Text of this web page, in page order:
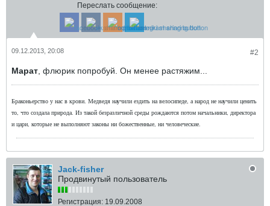
Переслать сообщение:
#2
09.12.2013, 20:08
Марат , флюрик попробуй. Он менее растяжим...
Браконьерство у нас в крови. Медведя научили ездить на велосипеде, а народ не научили ценить
то, что создала природа. Из такой безразличной среды рождаются потом начальники, директора
и цари, которые не выполняют законы ни божественные, ни человеческие.
Jack-fisher
Продвинутый пользователь
Регистрация: 19.09.2008